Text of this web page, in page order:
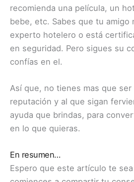
recomienda una película, un
bebe, etc. Sabes que tu amigo
experto hotelero o está
en seguridad. Pero sigues su
confías en el.
Así que, no tienes mas que
reputación y al que sigan
ayuda que brindas, para
en lo que quieras.
En resumen…
Espero que este artículo te